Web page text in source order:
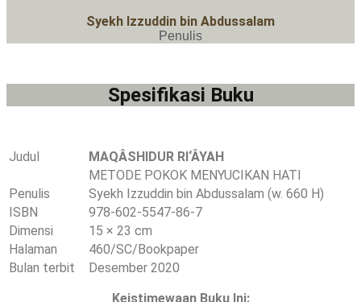
Syekh Izzuddin bin Abdussalam
Penulis
Spesifikasi Buku
Judul
MAQÂSHIDUR RI‘ÂYAH
METODE POKOK MENYUCIKAN HATI
Penulis
Syekh Izzuddin bin Abdussalam (w. 660 H)
ISBN
978-602-5547-86-7
Dimensi
15 × 23 cm
Halaman
460/SC/Bookpaper
Bulan terbit
Desember 2020
Keistimewaan Buku Ini: